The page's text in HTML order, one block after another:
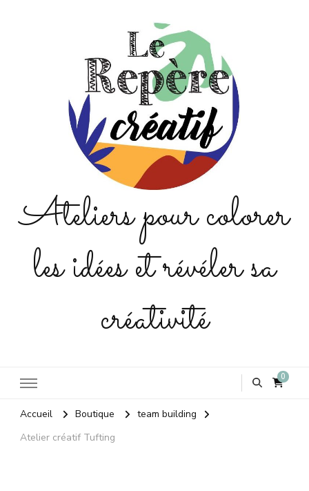
Ateliers pour colorer
les idées et révéler sa
créativité
0
Accueil Boutique
team building
Atelier créatif Tufting